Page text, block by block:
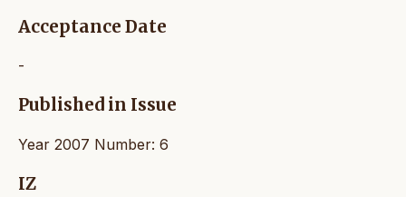
Acceptance Date
-
Published in Issue
Year 2007 Number: 6
IZ